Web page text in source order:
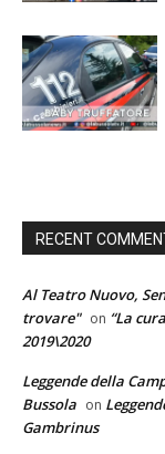
RECENT
Al Teatro Nuovo,
trovare" on “La
2019\2020
Leggende della
Bussola on
Gambrinus